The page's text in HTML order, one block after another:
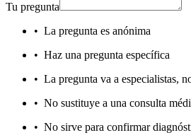
Tu pregunta
• La pregunta es anónima
• Haz una pregunta específica
• La pregunta va a especialistas,
• No sustituye a una consulta
• No sirve para confirmar